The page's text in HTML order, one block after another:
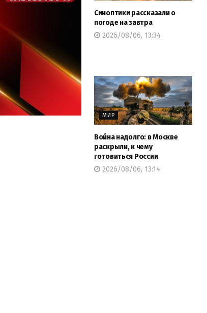
Синоптики рассказали о
погоде на завтра
2026/08/06, 13:34
МИР
Война надолго: в Москве
раскрыли, к чему
готовиться России
2026/08/06, 13:14